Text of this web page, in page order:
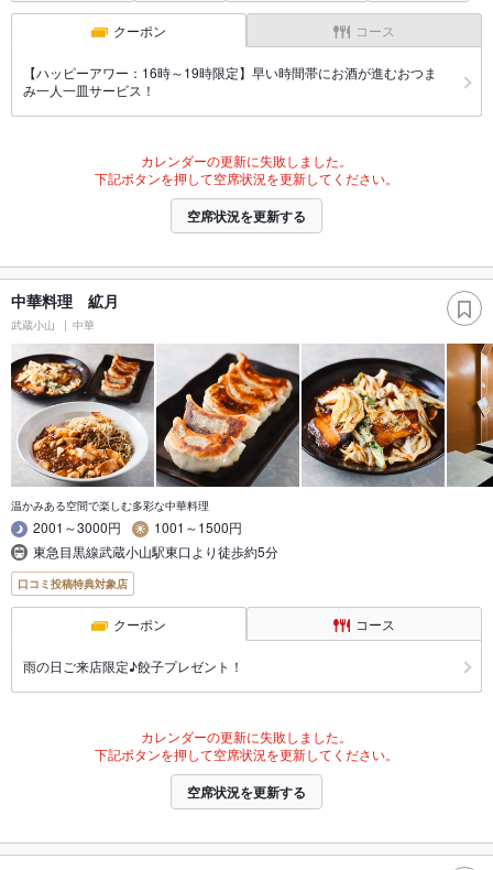
クーポン コース
【ハッピーアワー：16時～19時限定】早い時間帯にお酒が進むおつま
み一人一皿サービス！
カレンダーの更新に失敗しました。
下記ボタンを押して空席状況を更新してください。
空席状況を更新する
中華料理 絋月
武蔵小山 中華
温かみある空間で楽しむ多彩な中華料理
2001～3000円
1001～1500円
東急目黒線武蔵小山駅東口より徒歩約5分
口コミ投稿特典対象店
クーポン コース
雨の日ご来店限定♪餃子プレゼント！
カレンダーの更新に失敗しました。
下記ボタンを押して空席状況を更新してください。
空席状況を更新する